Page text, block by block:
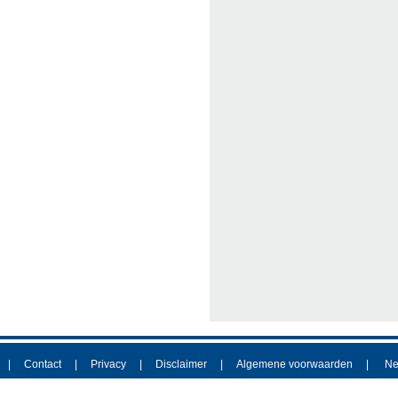
Contact Privacy Disclaimer Algemene voorwaarden